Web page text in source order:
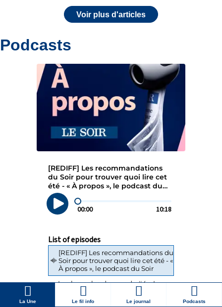
La Une Le fil info Le journal Podcasts
Voir plus d'articles
Podcasts